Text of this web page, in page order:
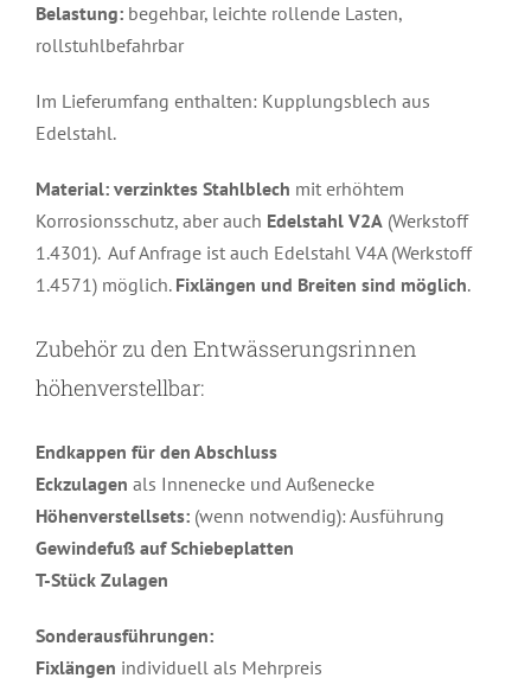
Belastung: begehbar, leichte rollende Lasten,
rollstuhlbefahrbar
Im Lieferumfang enthalten: Kupplungsblech aus
Edelstahl.
Material: verzinktes Stahlblech mit erhöhtem
Korrosionsschutz, aber auch Edelstahl V2A(Werkstoff
1.4301). Auf Anfrage ist auch Edelstahl V4A (Werkstoff
1.4571) möglich. Fixlängen und Breiten sind möglich.
Zubehör zu den Entwässerungsrinnen
höhenverstellbar:
Endkappen für den Abschluss
Eckzulagen als Innenecke und Außenecke
Höhenverstellsets: (wenn notwendig): Ausführung
Gewindefuß auf Schiebeplatten
T-Stück Zulagen
Sonderausführungen:
Fixlängen individuell als Mehrpreis